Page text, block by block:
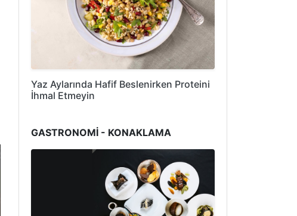
Yaz Aylarında Hafif Beslenirken Proteini
İhmal Etmeyin
GASTRONOMİ - KONAKLAMA